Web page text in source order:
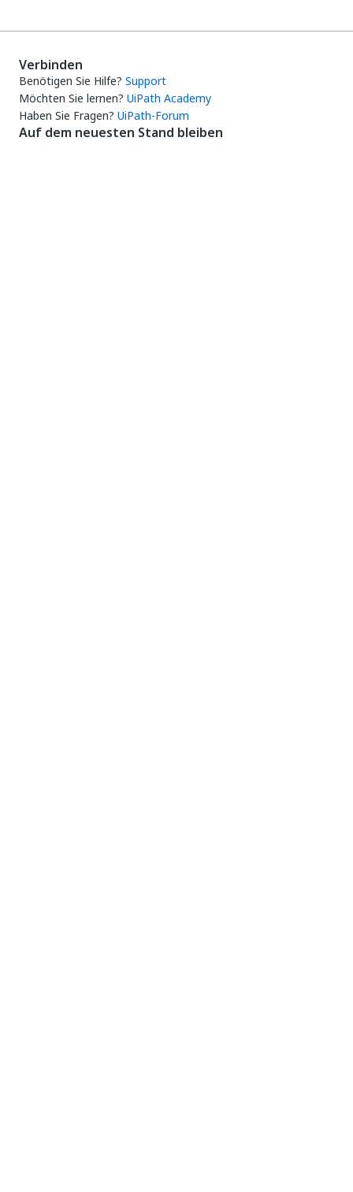
Verbinden
Benötigen Sie Hilfe? Support
Möchten Sie lernen? UiPath Academy
Haben Sie Fragen? UiPath-Forum
Auf dem neuesten Stand bleiben